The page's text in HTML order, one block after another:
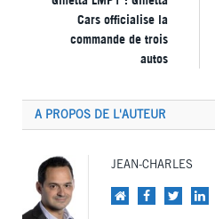
Cars officialise la
commande de trois
autos
A PROPOS DE L'AUTEUR
JEAN-CHARLES
Site Facebook
Twitter